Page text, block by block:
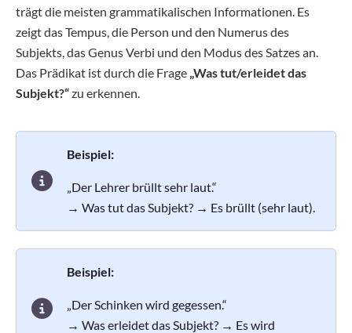
trägt die meisten grammatikalischen Informationen. Es
zeigt das Tempus, die Person und den Numerus des
Subjekts, das Genus Verbi und den Modus des Satzes an.
Das Prädikat ist durch die Frage „Was tut/erleidet das
Subjekt?“zu erkennen.
Beispiel:
„Der Lehrer brüllt sehr laut.“
→ Was tut das Subjekt? → Es brüllt (sehr laut).
Beispiel:
„Der Schinken wird gegessen.“
→ Was erleidet das Subjekt? → Es wird